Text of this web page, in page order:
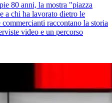
80 anni, la mostra "piazza
a chi ha lavorato dietro le
raccontano la storia
video e un percorso